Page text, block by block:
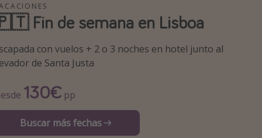
destinos
Fin de semana en Lisboa
con vuelos + 2 o 3 noches en hotel junto al
de Santa Justa
130€ pp
Buscar más fechas